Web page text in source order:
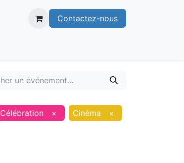
Contactez-nous
Célébration × Cinéma ×